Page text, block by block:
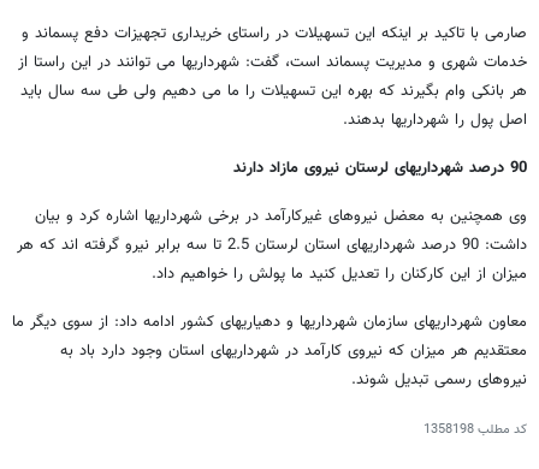
صارمی با تاکید بر اینکه این تسهیلات در راستای خریداری تجهیزات دفع پسماند و
خدمات شهری و مدیریت پسماند است، گفت: شهرداریها می توانند در این راستا از
هر بانکی وام بگیرند که بهره این تسهیلات را ما می دهیم ولی طی سه سال باید
اصل پول را شهرداریها بدهند.
90 درصد شهرداریهای لرستان نیروی مازاد دارند
وی همچنین به معضل نیروهای غیرکارآمد در برخی شهرداریها اشاره کرد و بیان
داشت: 90 درصد شهرداریهای استان لرستان 2.5 تا سه برابر نیرو گرفته اند که هر
میزان از این کارکنان را تعدیل کنید ما پولش را خواهیم داد.
معاون شهرداریهای سازمان شهرداریها و دهیاریهای کشور ادامه داد: از سوی دیگر ما
معتقدیم هر میزان که نیروی کارآمد در شهرداریهای استان وجود دارد باد به
نیروهای رسمی تبدیل شوند.
کد مطلب1358198